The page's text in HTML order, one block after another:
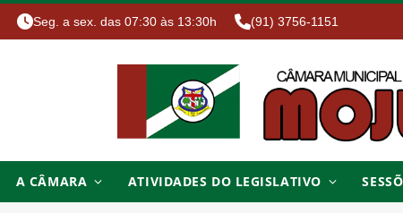
Seg. a sex. das 07:30 às 13:30h (91) 3756-1151
A CÂMARA ATIVIDADES DO LEGISLATIVO